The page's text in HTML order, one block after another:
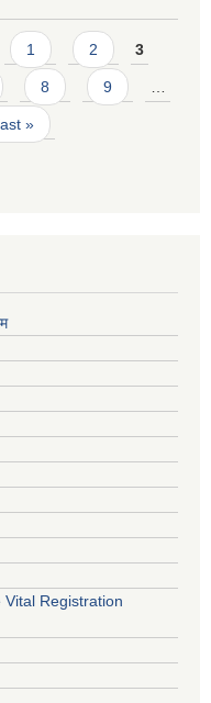
1 2 3
8 9 …
»
Vital Registration